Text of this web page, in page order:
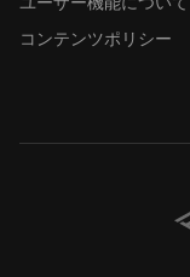
コンテンツポリシー